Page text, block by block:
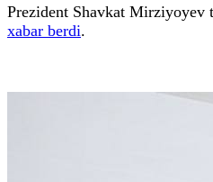
Prezident Shavkat Mirziyoyev
xabar berdi.